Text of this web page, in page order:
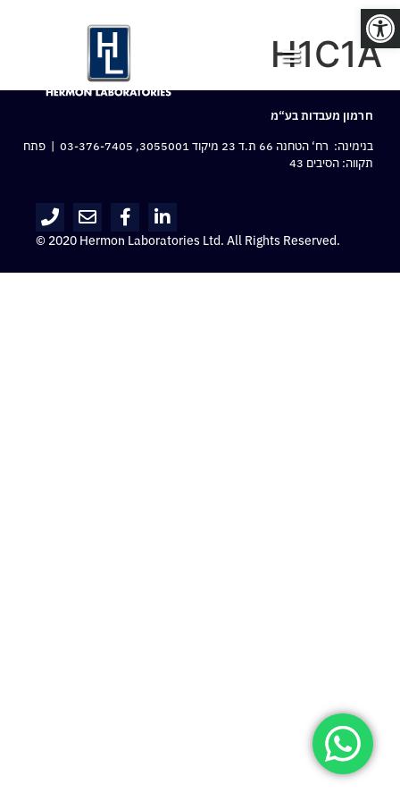
פתח סרגל נגישות
H1C1A
חרמון מעבדות בע“מ
בנימינה: רח‘ הטחנה 66 ת.ד 23 מיקוד 3055001,
03-376-7405 | פתח
תקווה: הסיבים 43
© 2020 Hermon Laboratories Ltd. All Rights Reserved.